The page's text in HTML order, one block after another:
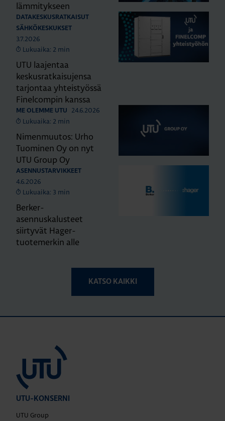
lämmitykseen
DATAKESKUSRATKAISUT
SÄHKÖKESKUKSET
3.7.2026
Lukuaika: 2 min
UTU laajentaa
keskusratkaisujensa
tarjontaa yhteistyössä
Finelcompin kanssa
ME OLEMME UTU
24.6.2026
Lukuaika: 2 min
Nimenmuutos: Urho
Tuominen Oy on nyt
UTU Group Oy
ASENNUSTARVIKKEET
4.6.2026
Lukuaika: 3 min
Berker-
asennuskalusteet
siirtyvät Hager-
tuotemerkin alle
KATSO KAIKKI
UTU-KONSERNI
UTU Group